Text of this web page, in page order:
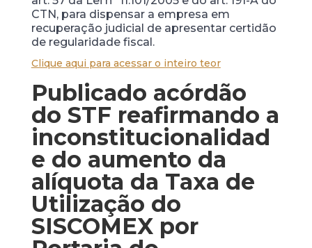
CTN, para dispensar a empresa em
recuperação judicial de apresentar certidão
de regularidade fiscal.
Clique aqui para acessar o inteiro teor
Publicado acórdão
do STF reafirmando a
inconstitucionalidad
e do aumento da
alíquota da Taxa de
Utilização do
SISCOMEX por